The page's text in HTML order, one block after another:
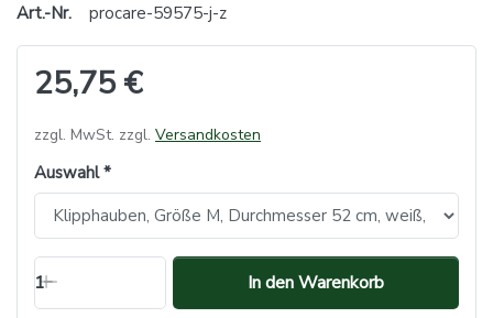
Art.-Nr.
procare-59575-j-z
25,75 €
zzgl. MwSt. zzgl. Versandkosten
Auswahl
1 In den Warenkorb